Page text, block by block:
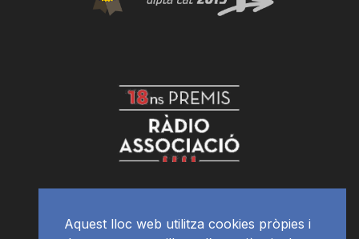
Aquest lloc web utilitza cookies pròpies i